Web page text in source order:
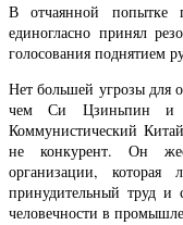
В отчаянной
единогласно принял
голосования поднятием
Нет большей угрозы для
чем Си Цзиньпин и
Коммунистический
не конкурент. Он
организации, которая
принудительный труд и
человечности в